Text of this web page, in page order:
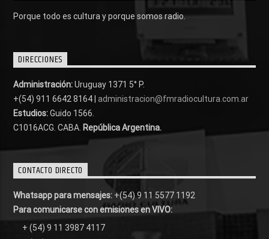
Porque todo es cultura y porque somos radio.
DIRECCIONES
Administración:Uruguay 1371 5° P.
+(54) 911 6642 8164 | administracion@fmradiocultura.com.ar
Estudios:Guido 1566.
C1016ACG . CABA. República Argentina.
CONTACTO DIRECTO
Whatsapp para mensajes: +(54) 9 11 5577 1192
Para comunicarse con emisiones en VIVO:
+ (54) 9 11 3987 4117